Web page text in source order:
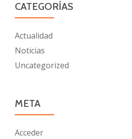
CATEGORÍAS
Actualidad
Noticias
Uncategorized
META
Acceder